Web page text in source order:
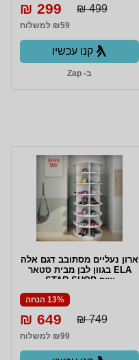
499 ₪
299 ₪
₪59 למשלוח
קנו עכשיו
ב- Zap
ארון נעליים מסתובב דגם אלה
ELA בגוון לבן מבית סטאר
שופ STAR SHOP
13% הנחה
749 ₪
649 ₪
₪99 למשלוח